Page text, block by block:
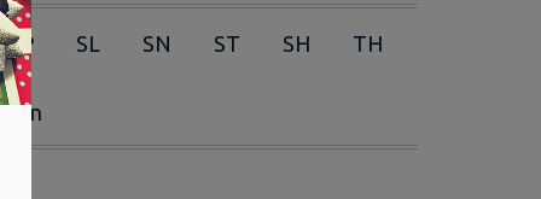
RP SL SN ST SH TH